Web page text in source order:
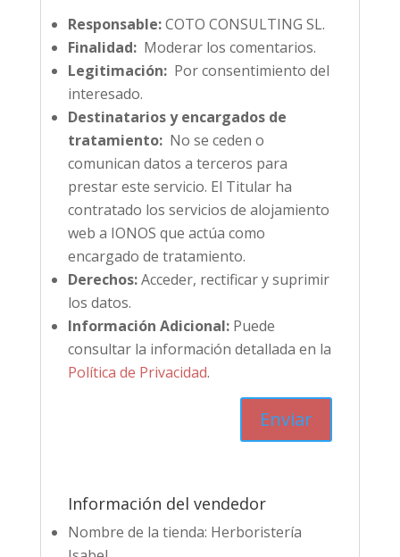
Responsable:COTO CONSULTING SL.
Finalidad:Moderar los comentarios.
Legitimación:Por consentimiento del
interesado.
Destinatarios y encargados de
tratamiento:No se ceden o
comunican datos a terceros para
prestar este servicio. El Titular ha
contratado los servicios de alojamiento
web a IONOS que actúa como
encargado de tratamiento.
Derechos:Acceder, rectificar y suprimir
los datos.
Información Adicional:Puede
consultar la información detallada en la
Política de Privacidad.
Información del vendedor
Nombre de la tienda: Herboristería